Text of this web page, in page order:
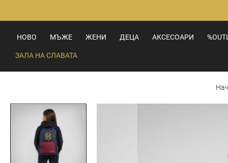
към
съдържанието
НОВО МЪЖЕ ЖЕНИ ДЕЦА АКСЕСОАРИ
ЗАЛА НА СЛАВАТА
Преминете
галерията